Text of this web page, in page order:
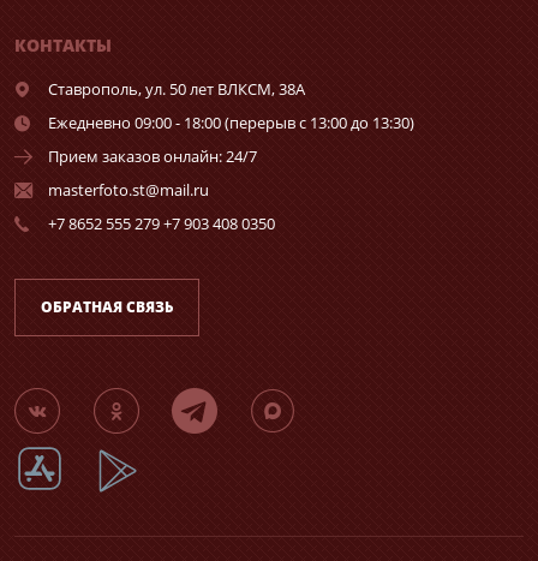
КОНТАКТЫ
Ставрополь,ул. 50 лет ВЛКСМ, 38А
Ежедневно 09:00 - 18:00 (перерыв с 13:00 до 13:30)
Прием заказов онлайн: 24/7
masterfoto.st@mail.ru
+7 8652 555 279 +7 903 408 0350
ОБРАТНАЯ СВЯЗЬ